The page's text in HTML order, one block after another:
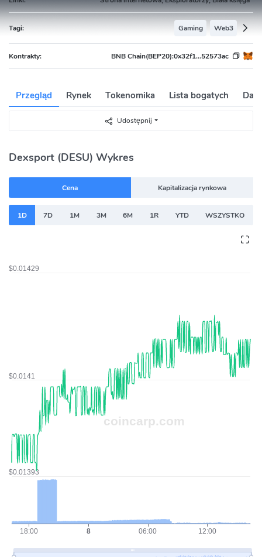
Tagi: Gaming Web3
Kontrakty: BNB Chain(BEP20):0x32f1...52573ac
Przegląd Rynek Tokenomika Lista bogatych
Udostępnij
Dexsport (DESU) Wykres
Cena Kapitalizacja rynkowa
1D 7D 1M 3M 6M 1R YTD WSZYSTKO